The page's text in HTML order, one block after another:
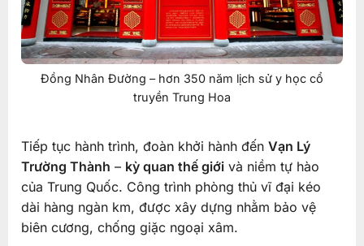
Đồng Nhân Đường – hơn 350 năm lịch sử y học cổ
truyền Trung Hoa
Tiếp tục hành trình, đoàn khởi hành đến Vạn Lý
Trường Thành – kỳ quan thế giớivà niềm tự hào
của Trung Quốc. Công trình phòng thủ vĩ đại kéo
dài hàng ngàn km, được xây dựng nhằm bảo vệ
biên cương, chống giặc ngoại xâm.